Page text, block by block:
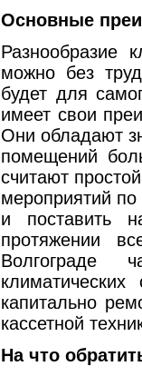
Основные
Разнообразие
можно без
будет для
имеет свои
Они обладают
помещений
считают
мероприятий
и поставить
протяжении
Волгограде
капитально
кассетной
На что